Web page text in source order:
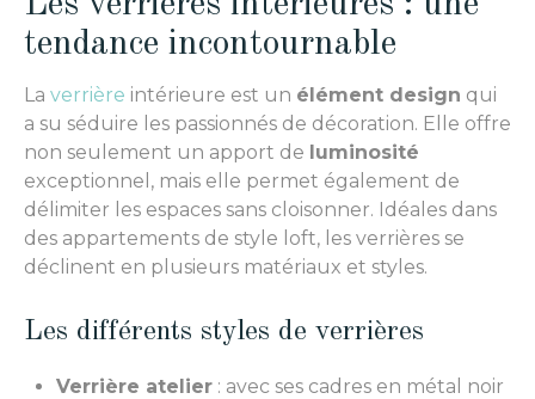
tendance incontournable
La verrière intérieure est un élément design qui
a su séduire les passionnés de décoration. Elle offre
non seulement un apport de luminosité
exceptionnel, mais elle permet également de
délimiter les espaces sans cloisonner. Idéales dans
des appartements de style loft, les verrières se
déclinent en plusieurs matériaux et styles.
Les différents styles de verrières
Verrière atelier : avec ses cadres en métal noir